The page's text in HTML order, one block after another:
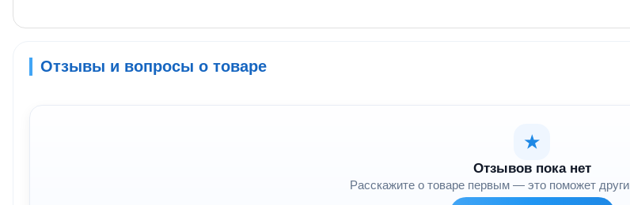
Отзывы и вопросы о товаре
★
Отзывов пока нет
Расскажите о товаре первым — это поможет